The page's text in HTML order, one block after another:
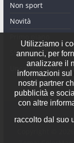
Non sport
Novità
SS Lazio
Uncategorized
Utilizziamo i
annunci, per
analizzare il
informazioni
nostri partner
pubblicità e
con altre
raccolto dal suo